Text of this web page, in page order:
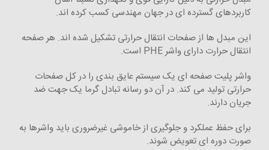
کاربردهای گسترده ای در جهان مهندسی کسب کرده اند.
این مبدل ها از صفحات انتقال حرارتی تشکیل شده اند. هر صفحه
انتقال حرارت دارای واشر PHE است.
واشر پلیت صفحه ای یک سیستم عایق بندی را در کل صفحات
حرارتی تولید می کند. در آن دو رسانه تبادل گرما یک جهت ضد
جریان دارند.
برای حفظ عملکرد و جلوگیری از خاموشی غیرضروری باید واشرها به
صورت دوره ای تعویض شوند.